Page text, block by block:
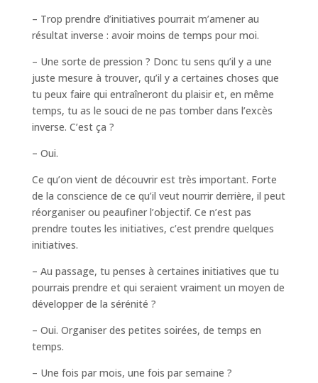
– Trop prendre d’initiatives pourrait m’amener au
résultat inverse : avoir moins de temps pour moi.
– Une sorte de pression ? Donc tu sens qu’il y a une
juste mesure à trouver, qu’il y a certaines choses que
tu peux faire qui entraîneront du plaisir et, en même
temps, tu as le souci de ne pas tomber dans l’excès
inverse. C’est ça ?
– Oui.
Ce qu’on vient de découvrir est très important. Forte
de la conscience de ce qu’il veut nourrir derrière, il peut
réorganiser ou peaufiner l’objectif. Ce n’est pas
prendre toutes les initiatives, c’est prendre quelques
initiatives.
– Au passage, tu penses à certaines initiatives que tu
pourrais prendre et qui seraient vraiment un moyen de
développer de la sérénité ?
– Oui. Organiser des petites soirées, de temps en
temps.
– Une fois par mois, une fois par semaine ?